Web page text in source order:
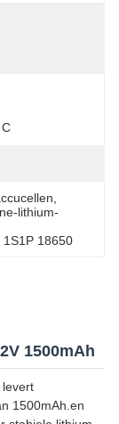
lithium-
18650
1500mAh
levert
1500mAh.en